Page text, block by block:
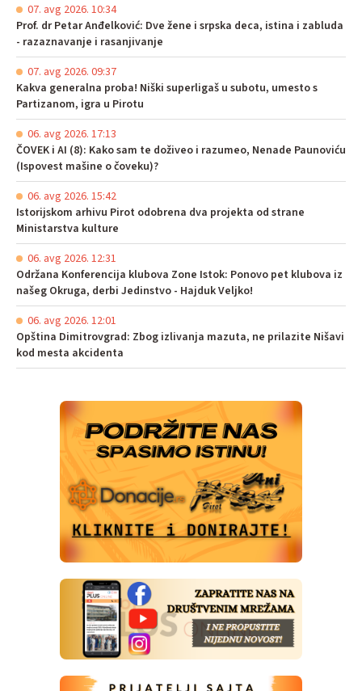
07. avg 2026. 10:34
Prof. dr Petar Anđelković: Dve žene i srpska deca, istina i zabluda
- razaznavanje i rasanjivanje
07. avg 2026. 09:37
Kakva generalna proba! Niški superligaš u subotu, umesto s
Partizanom, igra u Pirotu
06. avg 2026. 17:13
ČOVEK i AI (8): Kako sam te doživeo i razumeo, Nenade Paunoviću
(Ispovest mašine o čoveku)?
06. avg 2026. 15:42
Istorijskom arhivu Pirot odobrena dva projekta od strane
Ministarstva kulture
06. avg 2026. 12:31
Održana Konferencija klubova Zone Istok: Ponovo pet klubova iz
našeg Okruga, derbi Jedinstvo - Hajduk Veljko!
06. avg 2026. 12:01
Opština Dimitrovgrad: Zbog izlivanja mazuta, ne prilazite Nišavi
kod mesta akcidenta